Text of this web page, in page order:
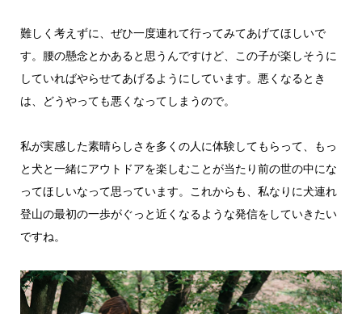
難しく考えずに、ぜひ一度連れて行ってみてあげてほしいで
す。腰の懸念とかあると思うんですけど、この子が楽しそうに
していればやらせてあげるようにしています。悪くなるとき
は、どうやっても悪くなってしまうので。
私が実感した素晴らしさを多くの人に体験してもらって、もっ
と犬と一緒にアウトドアを楽しむことが当たり前の世の中にな
ってほしいなって思っています。これからも、私なりに犬連れ
登山の最初の一歩がぐっと近くなるような発信をしていきたい
ですね。